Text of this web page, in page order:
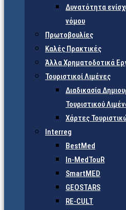
Δυνατότητα
νόμου
Πρωτοβουλίες
Καλές Πρακτικές
Άλλα Χρηματοδοτικά
Τουριστικοί Λιμένες
Διαδικασία
Τουριστικού
Χάρτες
Interreg
BestMed
In-MedTouR
SmartMED
GEOSTARS
RE-CULT